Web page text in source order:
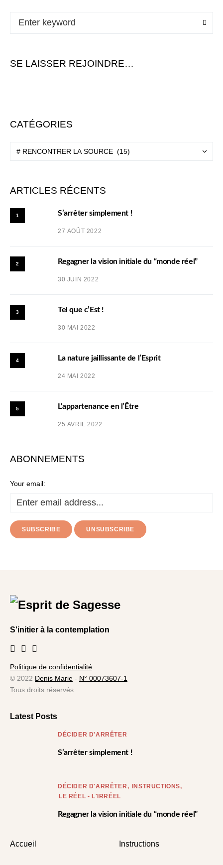
SE LAISSER REJOINDRE…
CATÉGORIES
ARTICLES RÉCENTS
1 S’arrêter simplement !
27 AOÛT 2022
2 Regagner la vision initiale du “monde réel”
30 JUIN 2022
3 Tel que c’Est !
30 MAI 2022
4 La nature jaillissante de l’Esprit
24 MAI 2022
5 L’appartenance en l’Être
25 AVRIL 2022
ABONNEMENTS
Your email:
S'initier à la contemplation
Politique de confidentialité
© 2022 Denis Marie - N° 00073607-1
Tous droits réservés
Latest Posts
DÉCIDER D'ARRÊTER
S’arrêter simplement !
DÉCIDER D'ARRÊTER
INSTRUCTIONS
LE RÉEL - L'IRRÉEL
Regagner la vision initiale du “monde réel”
Accueil Instructions